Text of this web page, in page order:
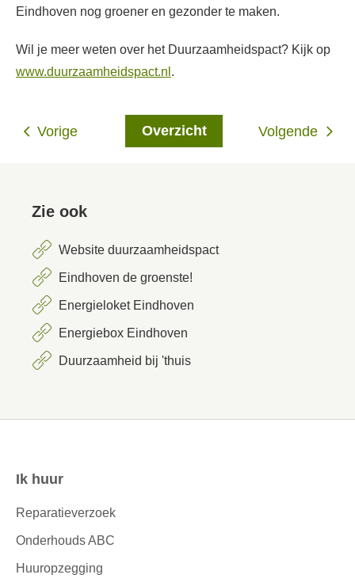
Eindhoven nog groener en gezonder te maken.
Wil je meer weten over het Duurzaamheidspact? Kijk op
www.duurzaamheidspact.nl .
Volgende
Overzicht
Vorige
Zie ook
Website duurzaamheidspact
Eindhoven de groenste!
Energieloket Eindhoven
Energiebox Eindhoven
Duurzaamheid bij 'thuis
Contactinformatie
Ik huur
Reparatieverzoek
Onderhouds ABC
Huuropzegging